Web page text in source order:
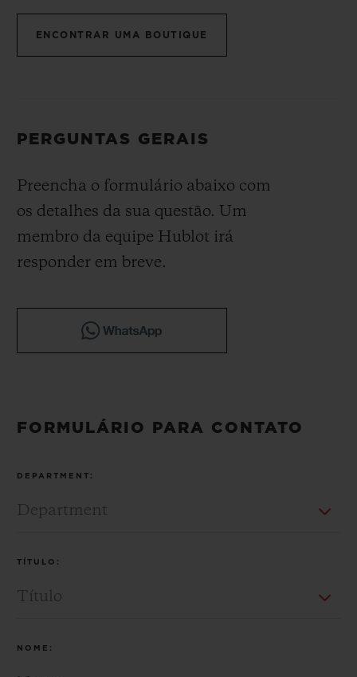
ENCONTRAR UMA BOUTIQUE
PERGUNTAS GERAIS
Preencha o formulário abaixo com
os detalhes da sua questão. Um
membro da equipe Hublot irá
responder em breve.
FORMULÁRIO PARA CONTATO
DEPARTMENT:
TÍTULO:
NOME:
COLORED CERAMIC
GARANTIA 5+5
HUBLOTISTA E GARANTIA ESTENDIDA
EMBALAGEM DE PRESENTES